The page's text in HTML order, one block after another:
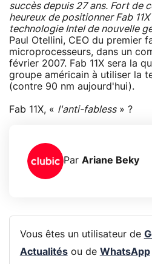
succès depuis 27 ans. Fort de
heureux de positionner Fab
technologie Intel de nouvelle
Paul Otellini, CEO du premier
microprocesseurs, dans un
février 2007. Fab 11X sera la
groupe américain à utiliser la
(contre 90 nm aujourd'hui).
Fab 11X, « l'anti-fabless» ?
Par Ariane Beky
Vous êtes un utilisateur de
Actualitésou de WhatsApp